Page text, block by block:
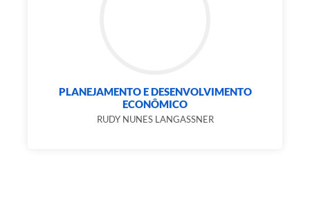
PLANEJAMENTO E DESENVOLVIMENTO
ECONÔMICO
RUDY NUNES LANGASSNER